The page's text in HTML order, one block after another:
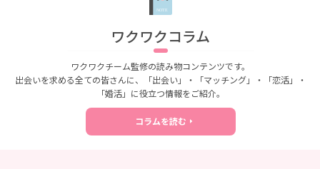
ワクワクコラム
ワクワクチーム監修の読み物コンテンツです。
出会いを求める全ての皆さんに、「出会い」・「マッチング」・「恋活」・
「婚活」に役立つ情報をご紹介。
コラムを読む